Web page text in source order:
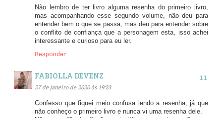
Não lembro de ter livro alguma resenha do primeiro livro,
mas acompanhando esse segundo volume, não deu para
entender bem o que se passa, mas deu para entender sobre
o conflito de confiança que a personagem esta, isso achei
interessante e curioso para eu ler.
Responder
FABIOLLA DEVENZ
27 de janeiro de 2020 às 19:23
Confesso que fiquei meio confusa lendo a resenha, já que
não conheço o primeiro livro e nunca vi uma resenha dele.